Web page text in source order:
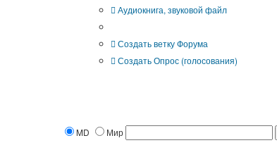
Аудиокнига, звуковой файл
Создать ветку Форума
Создать Опрос (голосования)
MD Мир